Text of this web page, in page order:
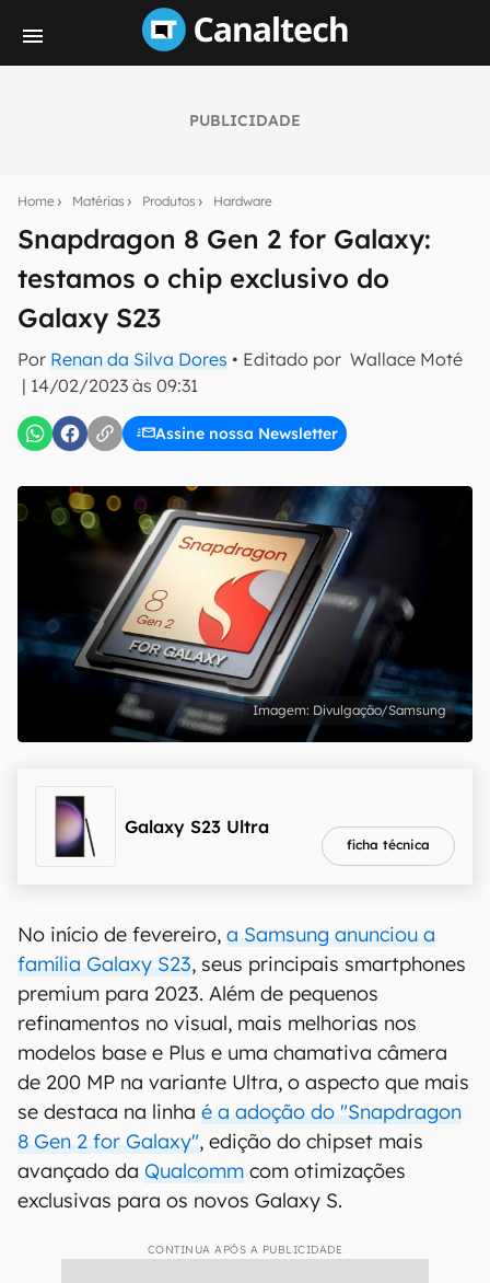
PUBLICIDADE
Home Matérias Produtos Hardware
Snapdragon 8 Gen 2 for Galaxy:
testamos o chip exclusivo do
Galaxy S23
Por Renan da Silva Dores • Editado por Wallace Moté
| 14/02/2023 às 09:31
Assine nossa Newsletter
notícias e reviews sobre tecnologia em primeira
E-mail
inscreva-se
Confirmo que li, aceito e concordo com os Termos de
Uso e Política de Privacidade do Canaltech.
Divulgação/Samsung
Galaxy S23 Ultra
ficha técnica
No início de fevereiro, a Samsung anunciou a
família Galaxy S23, seus principais smartphones
premium para 2023. Além de pequenos
refinamentos no visual, mais melhorias nos
modelos base e Plus e uma chamativa câmera
de 200 MP na variante Ultra, o aspecto que mais
se destaca na linha é a adoção do "Snapdragon
8 Gen 2 for Galaxy", edição do chipset mais
avançado da Qualcomm com otimizações
exclusivas para os novos Galaxy S.
CONTINUA APÓS A PUBLICIDADE